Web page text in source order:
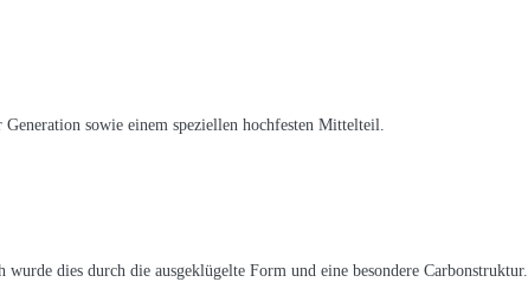
sowie einem speziellen hochfesten Mittelteil.
dies durch die ausgeklügelte Form und eine besondere Carbonstruktur.